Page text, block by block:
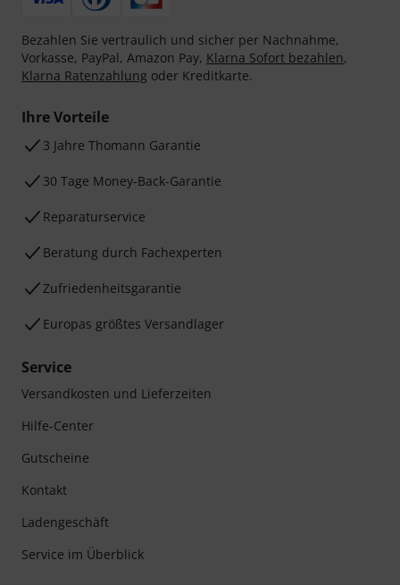
Bezahlen Sie vertraulich und sicher per Nachnahme,
Vorkasse, PayPal, Amazon Pay, Klarna Sofort bezahlen,
Klarna Ratenzahlung oder Kreditkarte.
Ihre Vorteile
3 Jahre Thomann Garantie
30 Tage Money-Back-Garantie
Reparaturservice
Beratung durch Fachexperten
Zufriedenheitsgarantie
Europas größtes Versandlager
Service
Versandkosten und Lieferzeiten
Hilfe-Center
Gutscheine
Kontakt
Ladengeschäft
Service im Überblick